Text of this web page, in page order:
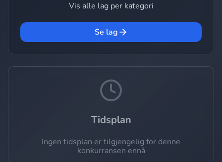
Vis alle lag per kategori
Se lag
Tidsplan
Ingen tidsplan er tilgjengelig for denne
konkurransen ennå